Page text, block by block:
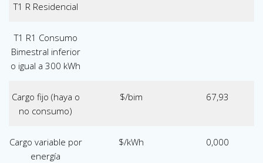
T1 R Residencial
T1 R1 Consumo
Bimestral inferior
o igual a 300 kWh
Cargo fijo (haya o
no consumo)
$/bim 67,93
Cargo variable por
energía
$/kWh 0,000